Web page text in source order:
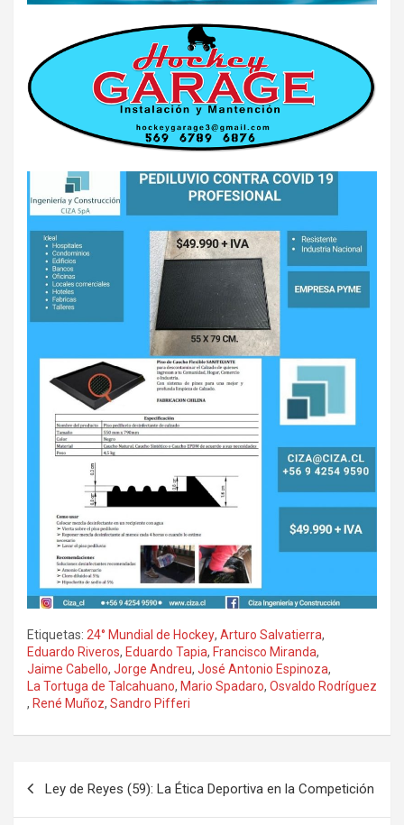
Etiquetas: 24° Mundial de Hockey, Arturo Salvatierra,
Eduardo Riveros, Eduardo Tapia, Francisco Miranda,
Jaime Cabello, Jorge Andreu, José Antonio Espinoza,
La Tortuga de Talcahuano, Mario Spadaro, Osvaldo Rodríguez
, René Muñoz, Sandro Pifferi
Ley de Reyes (59): La Ética Deportiva en la Competición